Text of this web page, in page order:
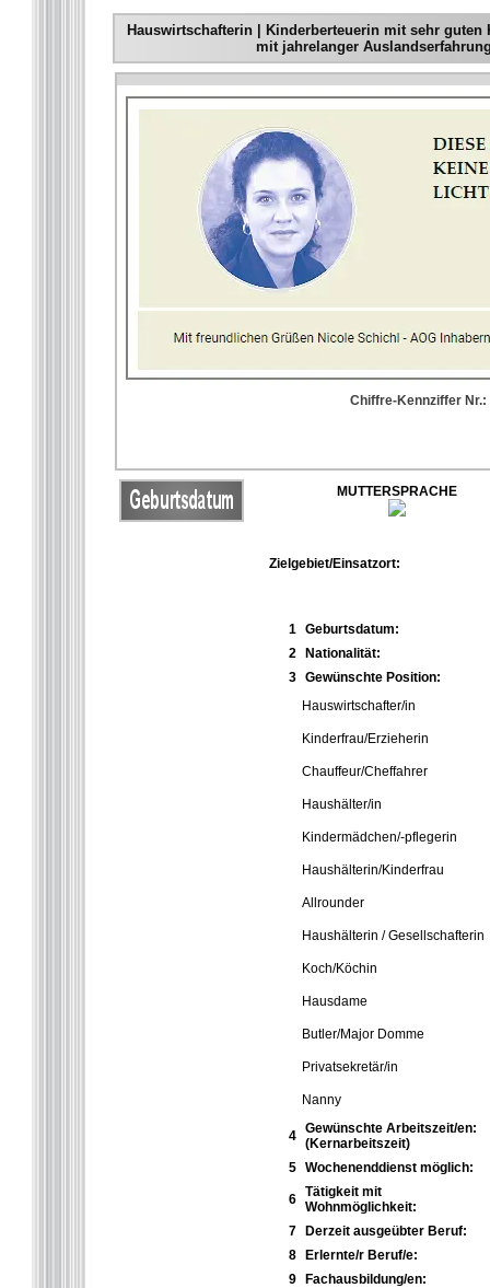
Hauswirtschafterin | Kinderberteuerin mit sehr
mit jahrelanger
Chiffre-Kennziffer Nr.:
MUTTERSPRACHE
Zielgebiet/Einsatzort:
1
Geburtsdatum:
2
Nationalität:
3
Gewünschte Position:
Hauswirtschafter/in
Kinderfrau/Erzieherin
Chauffeur/Cheffahrer
Haushälter/in
Kindermädchen/-pflegerin
Haushälterin/Kinderfrau
Allrounder
Haushälterin / Gesellschafterin
Koch/Köchin
Hausdame
Butler/Major Domme
Privatsekretär/in
Nanny
4
Gewünschte Arbeitszeit/en:
(Kernarbeitszeit)
5
Wochenenddienst möglich:
6
Tätigkeit mit
Wohnmöglichkeit:
7
Derzeit ausgeübter Beruf:
8
Erlernte/r Beruf/e:
9
Fachausbildung/en: